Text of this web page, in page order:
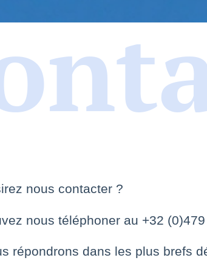
nous contacter ?
nous téléphoner au +32
répondrons dans les plus brefs